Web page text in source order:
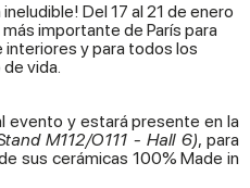
Del 17 al 21 de enero
importante de París para
y para todos los
vida.
evento y estará presente en la
M112/O111 - Hall 6), para
sus cerámicas 100% Made in